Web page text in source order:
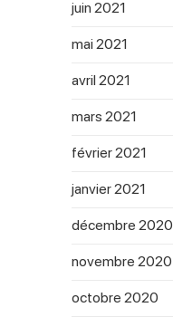
juin 2021
mai 2021
avril 2021
mars 2021
février 2021
janvier 2021
décembre 2020
novembre 2020
octobre 2020